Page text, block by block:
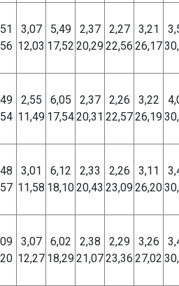
3,07
12,03
5,49
17,52
2,37
20,29
2,27
22,56
3,21
26,17
2,55
11,49
6,05
17,54
2,37
20,31
2,26
22,57
3,22
26,19
3,01
11,58
6,12
18,10
2,33
20,43
2,26
23,09
3,11
26,20
3,07
12,27
6,02
18,29
2,38
21,07
2,29
23,36
3,26
27,02